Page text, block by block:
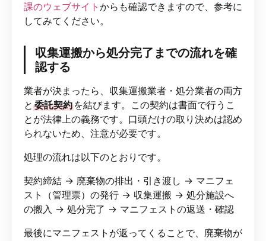
課のウェブサイト からも確認できますので、参考に
してみてください。
収集運搬から処分完了までの流れを確
認する
業者が決まったら、収集運搬業者・処分業者の両方
と 委託契約 を結びます。この契約は書面で行うこ
とが法律上の義務です。口頭だけの取り決めは認め
られないため、注意が必要です。
処理の流れは以下のとおりです。
契約締結 → 廃棄物の排出・引き渡し → マニフェ
スト（管理票）の発行 → 収集運搬 → 処分施設へ
の搬入 → 処分完了 → マニフェストの返送・確認
最後にマニフェストが返ってくることで、廃棄物が